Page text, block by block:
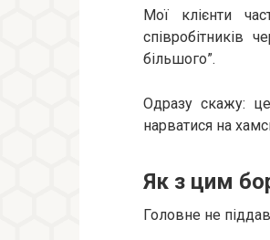
Мої клієнти
співробітників
більшого”.
Одразу скажу:
нарватися на
Як з цим
Головне не